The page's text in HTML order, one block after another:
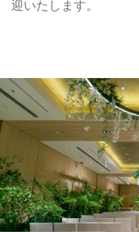
迎いたします。